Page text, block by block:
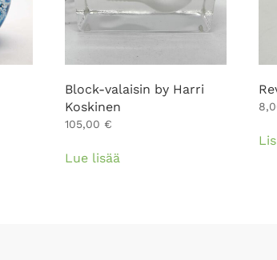
Block-valaisin by Harri
Koskinen
105,00 €
Lue lisää